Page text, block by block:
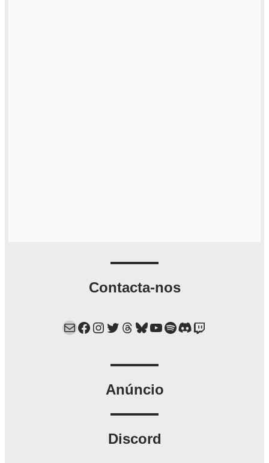
Contacta-nos
Mail Facebook Instagram Twitter Threads Bluesky YouTube Spotify Discord Twitch
Anúncio
Discord